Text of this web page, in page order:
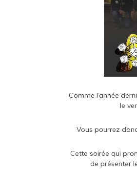
Comme l’année
le
Vous pourrez
Cette soirée qui
de présenter